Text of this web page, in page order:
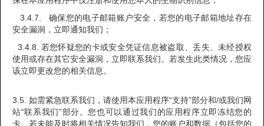
3.4.7. 确保您的电子邮箱账户安全，若您的电子邮箱地址存在
安全漏洞，立即通知我们；
3.4.8. 若您怀疑您的卡或安全凭证信息被盗取、丢失、未经授权
使用或存在其它安全漏洞，立即联系我们。若发生此类情况，您应
该立即更改您的相关信息。
3.5. 如需紧急联系我们，请使用本应用程序“支持”部分和/或我们网
站“联系我们”部分。您也可以通过我们的应用程序立即冻结您的
卡。若未能及时将相关情况告知我们，您的账户和数据（包括您的